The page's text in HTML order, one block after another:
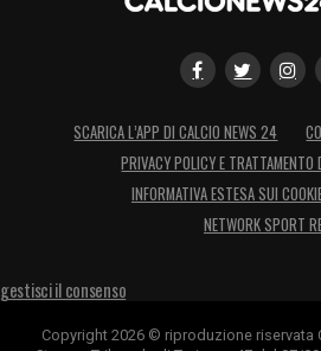
SCARICA L’APP DI CALCIO NEWS 24
PRIVACY POLICY E TRATTAMENTO
INFORMATIVA ESTESA SUI
NETWORK SPORT
gestisci il consenso
Copyright 2026 © riproduzione riservata